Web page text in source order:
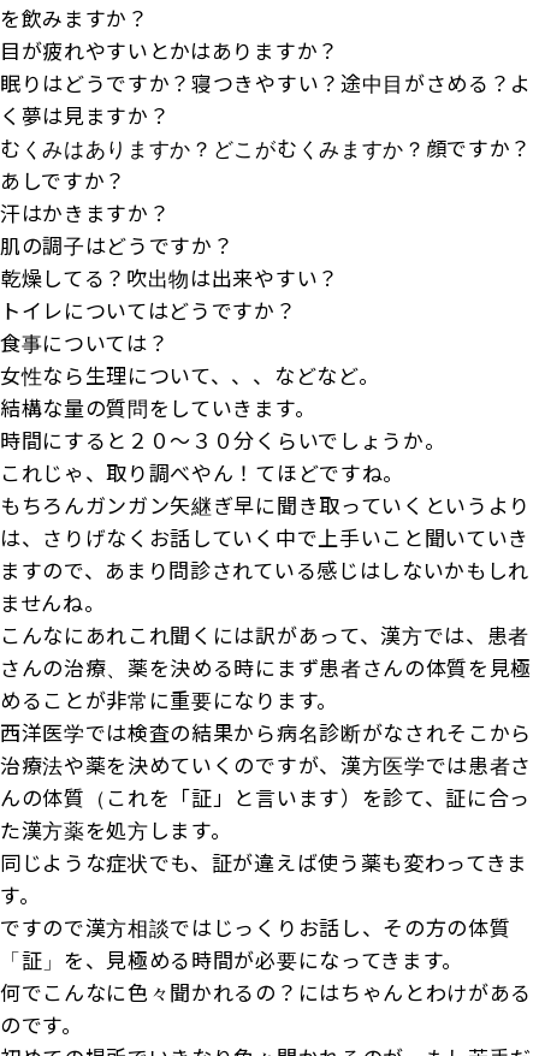
を飲みますか？
目が疲れやすいとかはありますか？
眠りはどうですか？寝つきやすい？途中目がさめる？よ
く夢は見ますか？
むくみはありますか？どこがむくみますか？顔ですか？
あしですか？
汗はかきますか？
肌の調子はどうですか？
乾燥してる？吹出物は出来やすい？
トイレについてはどうですか？
食事については？
女性なら生理について、、、などなど。
結構な量の質問をしていきます。
時間にすると２０〜３０分くらいでしょうか。
これじゃ、取り調べやん！てほどですね。
もちろんガンガン矢継ぎ早に聞き取っていくというより
は、さりげなくお話していく中で上手いこと聞いていき
ますので、あまり問診されている感じはしないかもしれ
ませんね。
こんなにあれこれ聞くには訳があって、漢方では、患者
さんの治療、薬を決める時にまず患者さんの体質を見極
めることが非常に重要になります。
西洋医学では検査の結果から病名診断がなされそこから
治療法や薬を決めていくのですが、漢方医学では患者さ
んの体質（これを「証」と言います）を診て、証に合っ
た漢方薬を処方します。
同じような症状でも、証が違えば使う薬も変わってきま
す。
ですので漢方相談ではじっくりお話し、その方の体質
「証」を、見極める時間が必要になってきます。
何でこんなに色々聞かれるの？にはちゃんとわけがある
のです。